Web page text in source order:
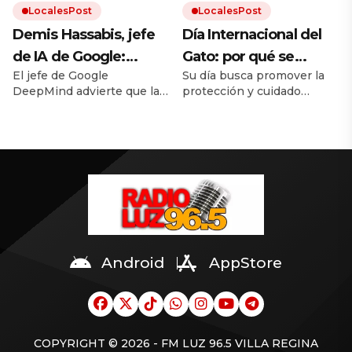
por encima del
resultado»
que pudieron completar el
desafío técnico.
LocalesPost
Demis Hassabis, jefe
de IA de Google:
«Nadie en el mundo
sabe con certeza qué
El jefe de Google
DeepMind advierte que la
propone un marco
de que sea demasiado
LocalesPost
Día Internacional del
Gato: por qué se
celebra el 8 de agosto
y cómo hacer feliz a tu
Su día busca promover la
protección y cuidado
respeto son
garantizar el bienestar de
los gatos.
Android AppStore
COPYRIGHT © 2026 - FM LUZ 96.5 VILLA REGINA